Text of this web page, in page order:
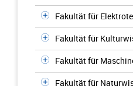
Fakultät für
Fakultät für
Fakultät für
Fakultät für